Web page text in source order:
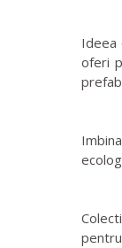
Ideea
oferi